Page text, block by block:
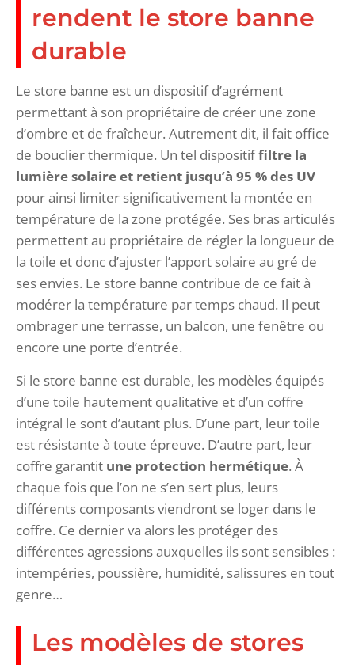
rendent le store banne
durable
Le store banne est un dispositif d’agrément
permettant à son propriétaire de créer une zone
d’ombre et de fraîcheur. Autrement dit, il fait office
de bouclier thermique. Un tel dispositiffiltre la
lumière solaire et retient jusqu’à 95 % des UV
pour ainsi limiter significativement la montée en
température de la zone protégée. Ses bras articulés
permettent au propriétaire de régler la longueur de
la toile et donc d’ajuster l’apport solaire au gré de
ses envies. Le store banne contribue de ce fait à
modérer la température par temps chaud. Il peut
ombrager une terrasse, un balcon, une fenêtre ou
encore une porte d’entrée.
Si le store banne est durable, les modèles équipés
d’une toile hautement qualitative et d’un coffre
intégral le sont d’autant plus. D’une part, leur toile
est résistante à toute épreuve. D’autre part, leur
coffre garantit une protection hermétique. À
chaque fois que l’on ne s’en sert plus, leurs
différents composants viendront se loger dans le
coffre. Ce dernier va alors les protéger des
différentes agressions auxquelles ils sont sensibles :
intempéries, poussière, humidité, salissures en tout
genre…
Les modèles de stores